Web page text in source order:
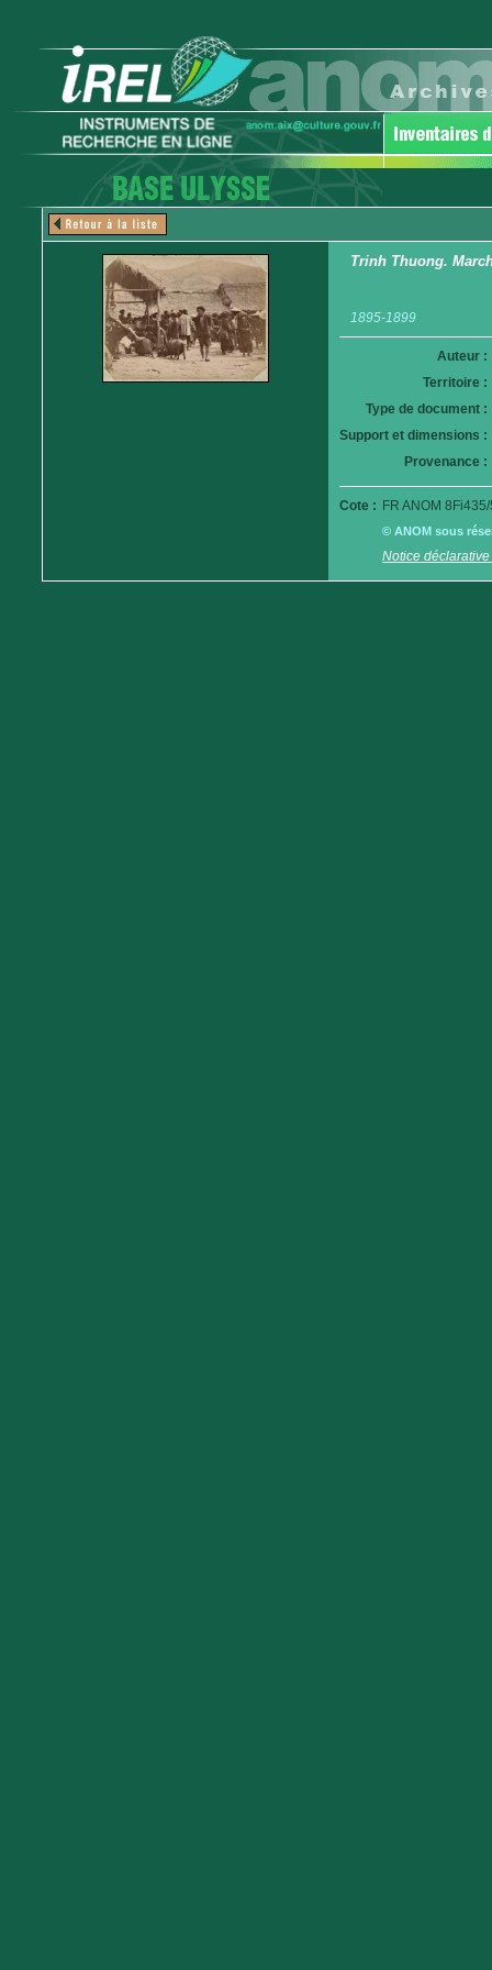
Trinh Thuong.
1895-1899
Auteur :
Territoire :
Type de document :
Support et dimensions :
Provenance :
Cote : FR ANOM
© ANOM sous
Notice